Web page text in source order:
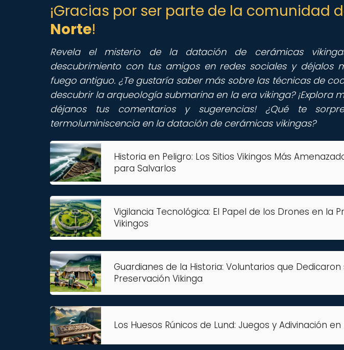
¡Gracias por ser parte de la comunidad
Norte!
Revela el misterio de la datación de cerámicas
descubrimiento con tus amigos en redes sociales y déjalos
fuego antiguo. ¿Te gustaría saber más sobre las técnicas de
descubrir la arqueología submarina en la era vikinga? ¡Explora
déjanos tus comentarios y sugerencias! ¿Qué te
termoluminiscencia en la datación de cerámicas vikingas?
Historia en Peligro: Los Sitios Vikingos Más
para Salvarlos
Vigilancia Tecnológica: El Papel de los Drones en la
Vikingos
Guardianes de la Historia: Voluntarios que Dedicaron
Preservación Vikinga
Los Huesos Rúnicos de Lund: Juegos y Adivinación